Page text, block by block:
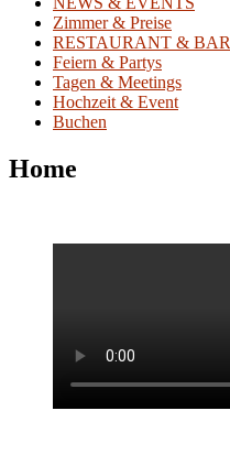
Zimmer & Preise
RESTAURANT & BAR
Feiern & Partys
Tagen & Meetings
Hochzeit & Event
Buchen
Home